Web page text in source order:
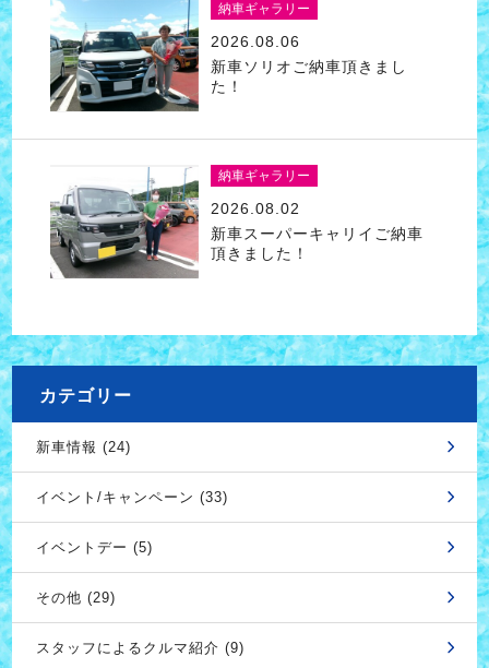
納車ギャラリー
2026.08.06
新車ソリオご納車頂きまし
た！
納車ギャラリー
2026.08.02
新車スーパーキャリイご納車
頂きました！
カテゴリー
新車情報 (24)
イベント/キャンペーン (33)
イベントデー (5)
その他 (29)
スタッフによるクルマ紹介 (9)